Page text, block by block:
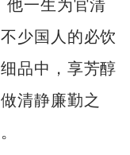
他一生为官清
少国人的必饮
品中，享芳醇
清静廉勤之